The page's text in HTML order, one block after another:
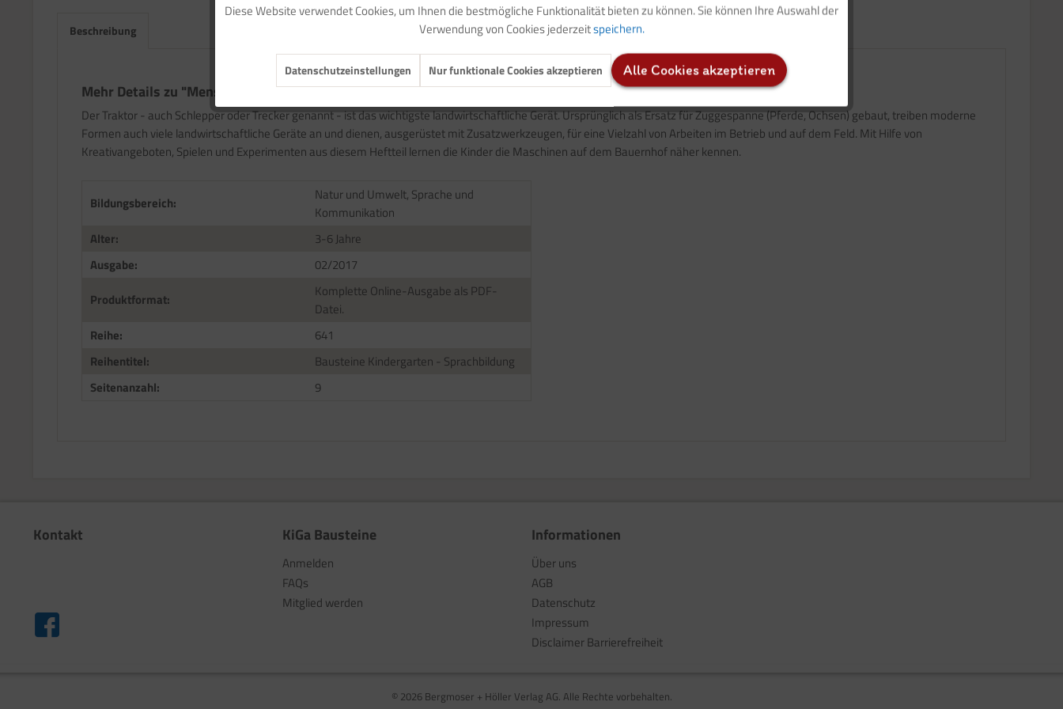
Beschreibung
Mehr Details zu "Menschen und Maschinen auf dem Bauernhof"
Der Traktor - auch Schlepper oder Trecker genannt - ist das wichtigste landwirtschaftliche Gerät. Ursprünglich als Ersatz für Zuggespanne (Pferde, Ochsen) gebaut, treiben moderne
Formen auch viele landwirtschaftliche Geräte an und dienen, ausgerüstet mit Zusatzwerkzeugen, für eine Vielzahl von Arbeiten im Betrieb und auf dem Feld. Mit Hilfe von
Kreativangeboten, Spielen und Experimenten aus diesem Heftteil lernen die Kinder die Maschinen auf dem Bauernhof näher kennen.
Bildungsbereich:
Natur und Umwelt, Sprache und
Kommunikation
Alter:
3-6 Jahre
Ausgabe:
02/2017
Produktformat:
Komplette Online-Ausgabe als PDF-
Datei.
Reihe:
641
Reihentitel:
Bausteine Kindergarten - Sprachbildung
Seitenanzahl:
9
Kontakt KiGa Bausteine
Anmelden
FAQs
Mitglied werden
Informationen
Über uns
AGB
Datenschutz
Impressum
Disclaimer Barrierefreiheit
© 2026 Bergmoser + Höller Verlag AG. Alle Rechte vorbehalten.
Inaktiv
Service Inaktiv
Diese Website verwendet Cookies, um Ihnen die bestmögliche Funktionalität bieten zu können. Sie können Ihre Auswahl der
Verwendung von Cookies jederzeitspeichern.
Datenschutzeinstellungen Nur funktionale Cookies akzeptieren Alle Cookies akzeptieren